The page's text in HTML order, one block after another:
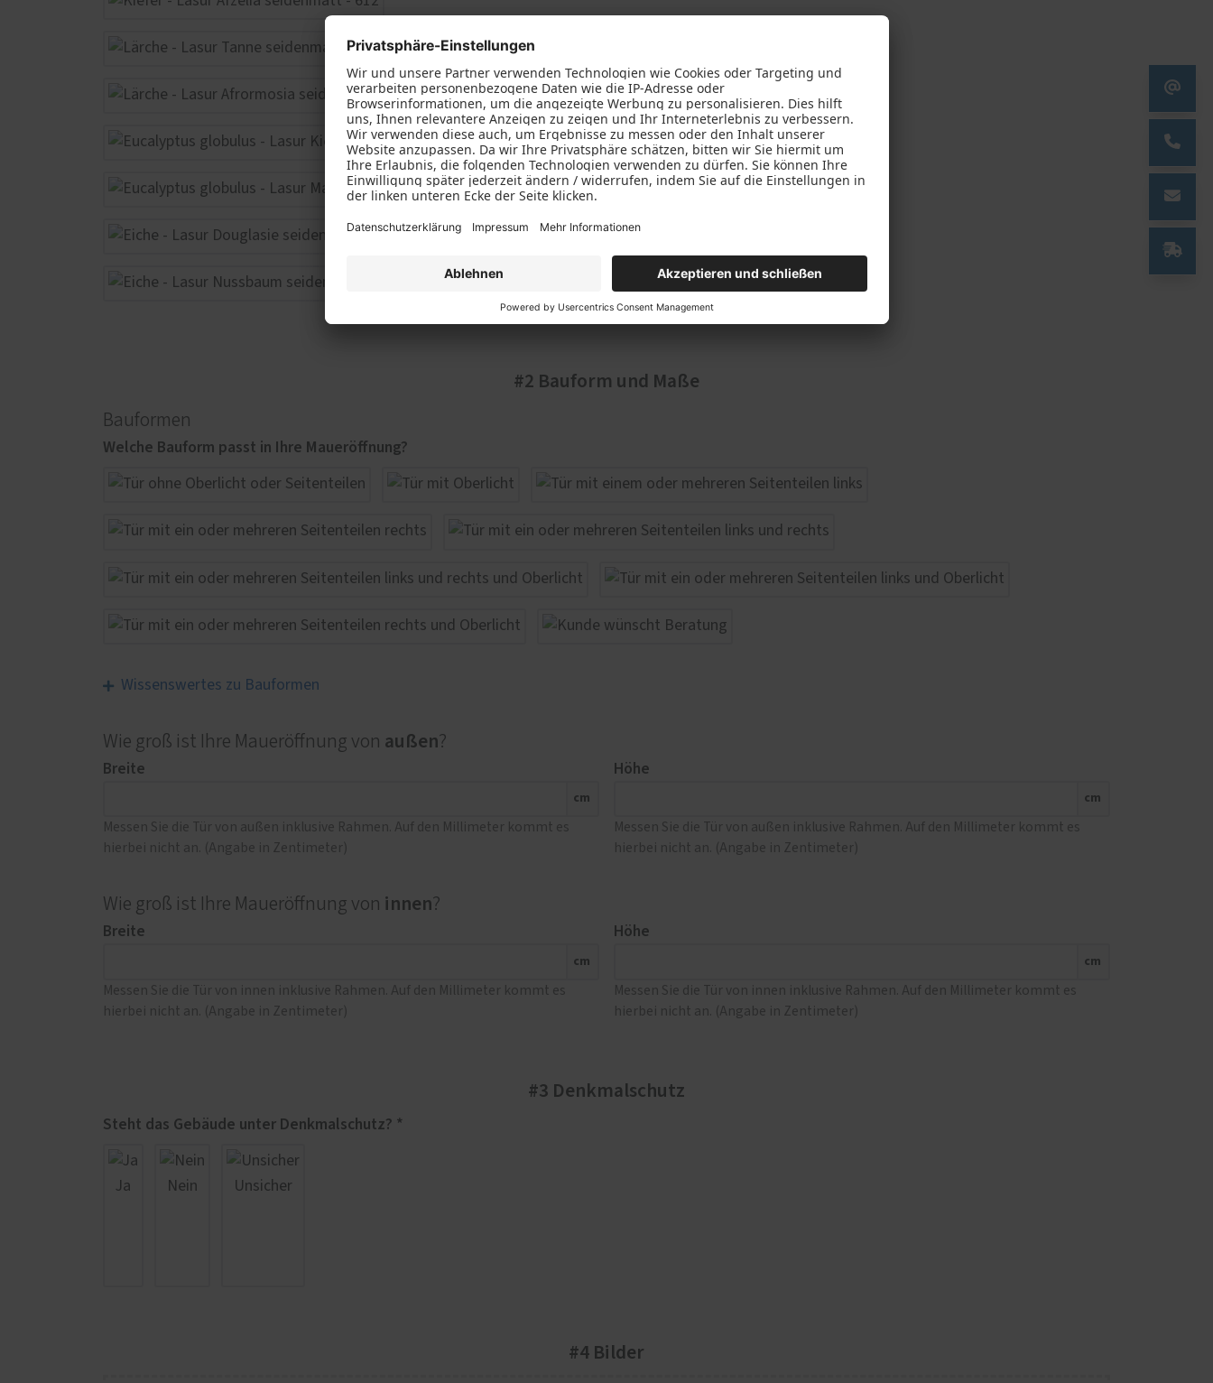
#2 Bauform und Maße
Bauformen
Welche Bauform passt in Ihre Maueröffnung?
Wissenswertes zu Bauformen
Wie groß ist Ihre Maueröffnung von außen?
Breite
cm
Messen Sie die Tür von außen inklusive Rahmen. Auf den Millimeter kommt es
hierbei nicht an. (Angabe in Zentimeter)
Höhe
cm
Messen Sie die Tür von außen inklusive Rahmen. Auf den Millimeter kommt es
hierbei nicht an. (Angabe in Zentimeter)
Wie groß ist Ihre Maueröffnung von innen?
Breite
cm
Messen Sie die Tür von innen inklusive Rahmen. Auf den Millimeter kommt es
hierbei nicht an. (Angabe in Zentimeter)
Höhe
cm
Messen Sie die Tür von innen inklusive Rahmen. Auf den Millimeter kommt es
hierbei nicht an. (Angabe in Zentimeter)
#3 Denkmalschutz
Steht das Gebäude unter Denkmalschutz? *
Ja Nein Unsicher
#4 Bilder